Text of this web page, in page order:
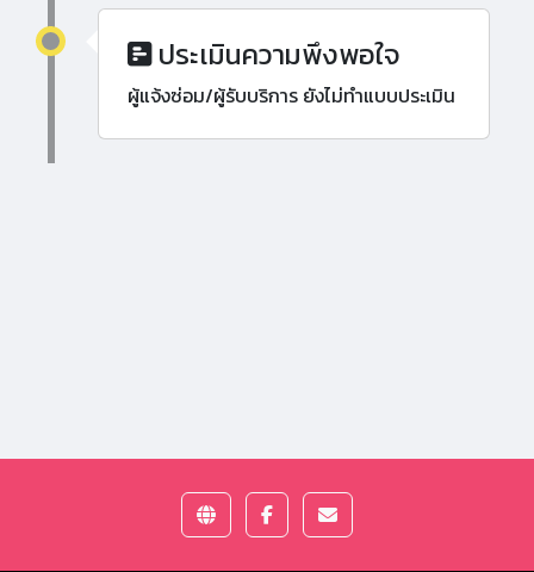
ประเมินความพึงพอใจ
ผู้แจ้งซ่อม/ผู้รับบริการ ยังไม่ทำแบบประเมิน